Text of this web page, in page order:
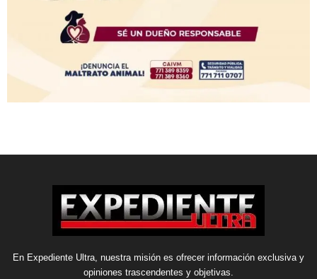
En Expediente Ultra, nuestra misión es ofrecer información exclusiva y
opiniones trascendentes y objetivas.